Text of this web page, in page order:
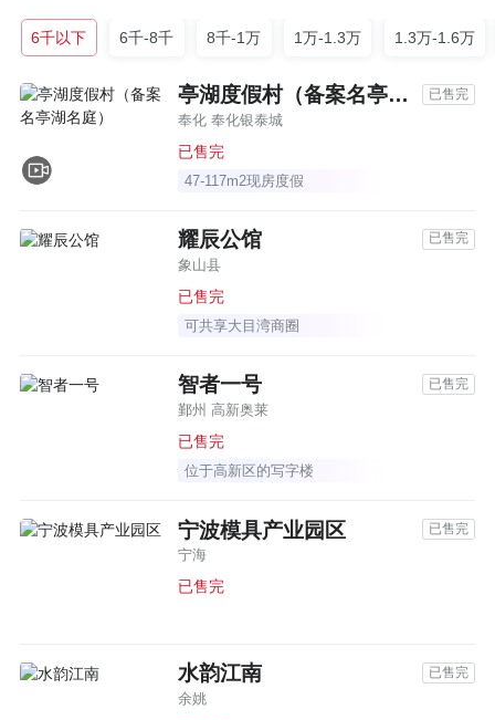
6千以下 6千-8千 8千-1万 1万-1.3万 1.3万-1.6万
亭湖度假村（备案名亭湖名庭） 已售完
奉化 奉化银泰城
已售完
47-117m2现房度假
耀辰公馆 已售完
象山县
已售完
可共享大目湾商圈
智者一号 已售完
鄞州 高新奥莱
已售完
位于高新区的写字楼
宁波模具产业园区 已售完
宁海
已售完
水韵江南 已售完
余姚